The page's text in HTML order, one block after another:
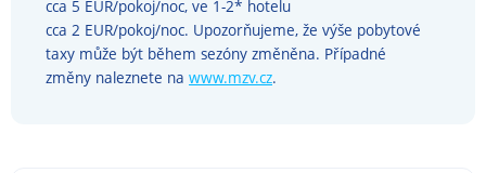
cca 5 EUR/pokoj/noc, ve 1-2* hotelu
cca 2 EUR/pokoj/noc. Upozorňujeme, že výše pobytové
taxy může být během sezóny změněna. Případné
změny naleznete na www.mzv.cz.